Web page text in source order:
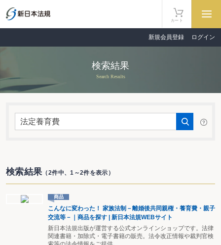
カート
新規会員登録 ログイン
検索結果
Search Results
検索結果（2件中、1～2件を表示）
商品
こんなに変わった！ 家族法制－離婚後共同親権・養育費・親子
交流等－｜商品を探す | 新日本法規WEBサイト
新日本法規出版が運営する公式オンラインショップです。法律
関連書籍・加除式・電子書籍の販売。法令改正情報や裁判官検